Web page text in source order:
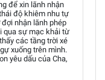
để xin lãnh nhận
độ khiêm nhu tự
đợi nhận lãnh phép
qua sự mạc khải từ
các tầng trời xé
xuống trên mình.
yêu dấu của Cha,